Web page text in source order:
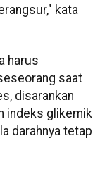
kata
harus
saat
disarankan
indeks glikemik
darahnya tetap